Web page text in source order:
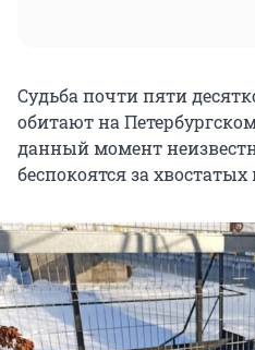
Судьба почти пяти
обитают на
данный момент
беспокоятся за